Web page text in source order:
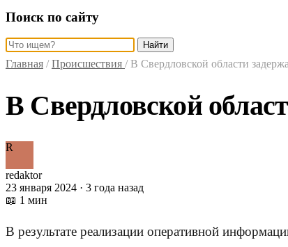
Поиск по сайту
Найти
Главная / Происшествия / В Свердловской области
В Свердловской
R
redaktor
23 января 2024 · 3 года назад
📖 1 мин
В результате реализации оперативной